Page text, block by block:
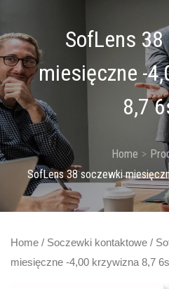
SofLens
miesięczne -
8,7
Home
SofLens 38 soczewki
Home / Soczewki kontaktowe /
miesięczne -4,00 krzywizna 8,7